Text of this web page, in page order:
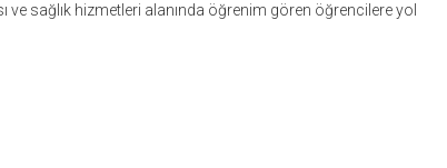
ve sağlık hizmetleri alanında öğrenim gören öğrencilere yol